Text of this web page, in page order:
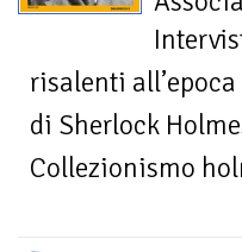
risalenti all’epoca
di Sherlock
Collezionismo